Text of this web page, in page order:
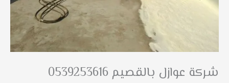
شركة عوازل بالقصيم 0539253616